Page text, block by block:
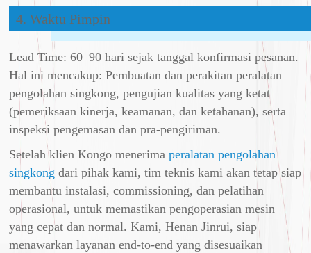
4. Waktu Pimpin
Lead Time: 60–90 hari sejak tanggal konfirmasi pesanan.
Hal ini mencakup: Pembuatan dan perakitan peralatan
pengolahan singkong, pengujian kualitas yang ketat
(pemeriksaan kinerja, keamanan, dan ketahanan), serta
inspeksi pengemasan dan pra-pengiriman.
Setelah klien Kongo menerimaperalatan pengolahan
singkong dari pihak kami, tim teknis kami akan tetap siap
membantu instalasi, commissioning, dan pelatihan
operasional, untuk memastikan pengoperasian mesin
yang cepat dan normal. Kami, Henan Jinrui, siap
menawarkan layanan end-to-end yang disesuaikan